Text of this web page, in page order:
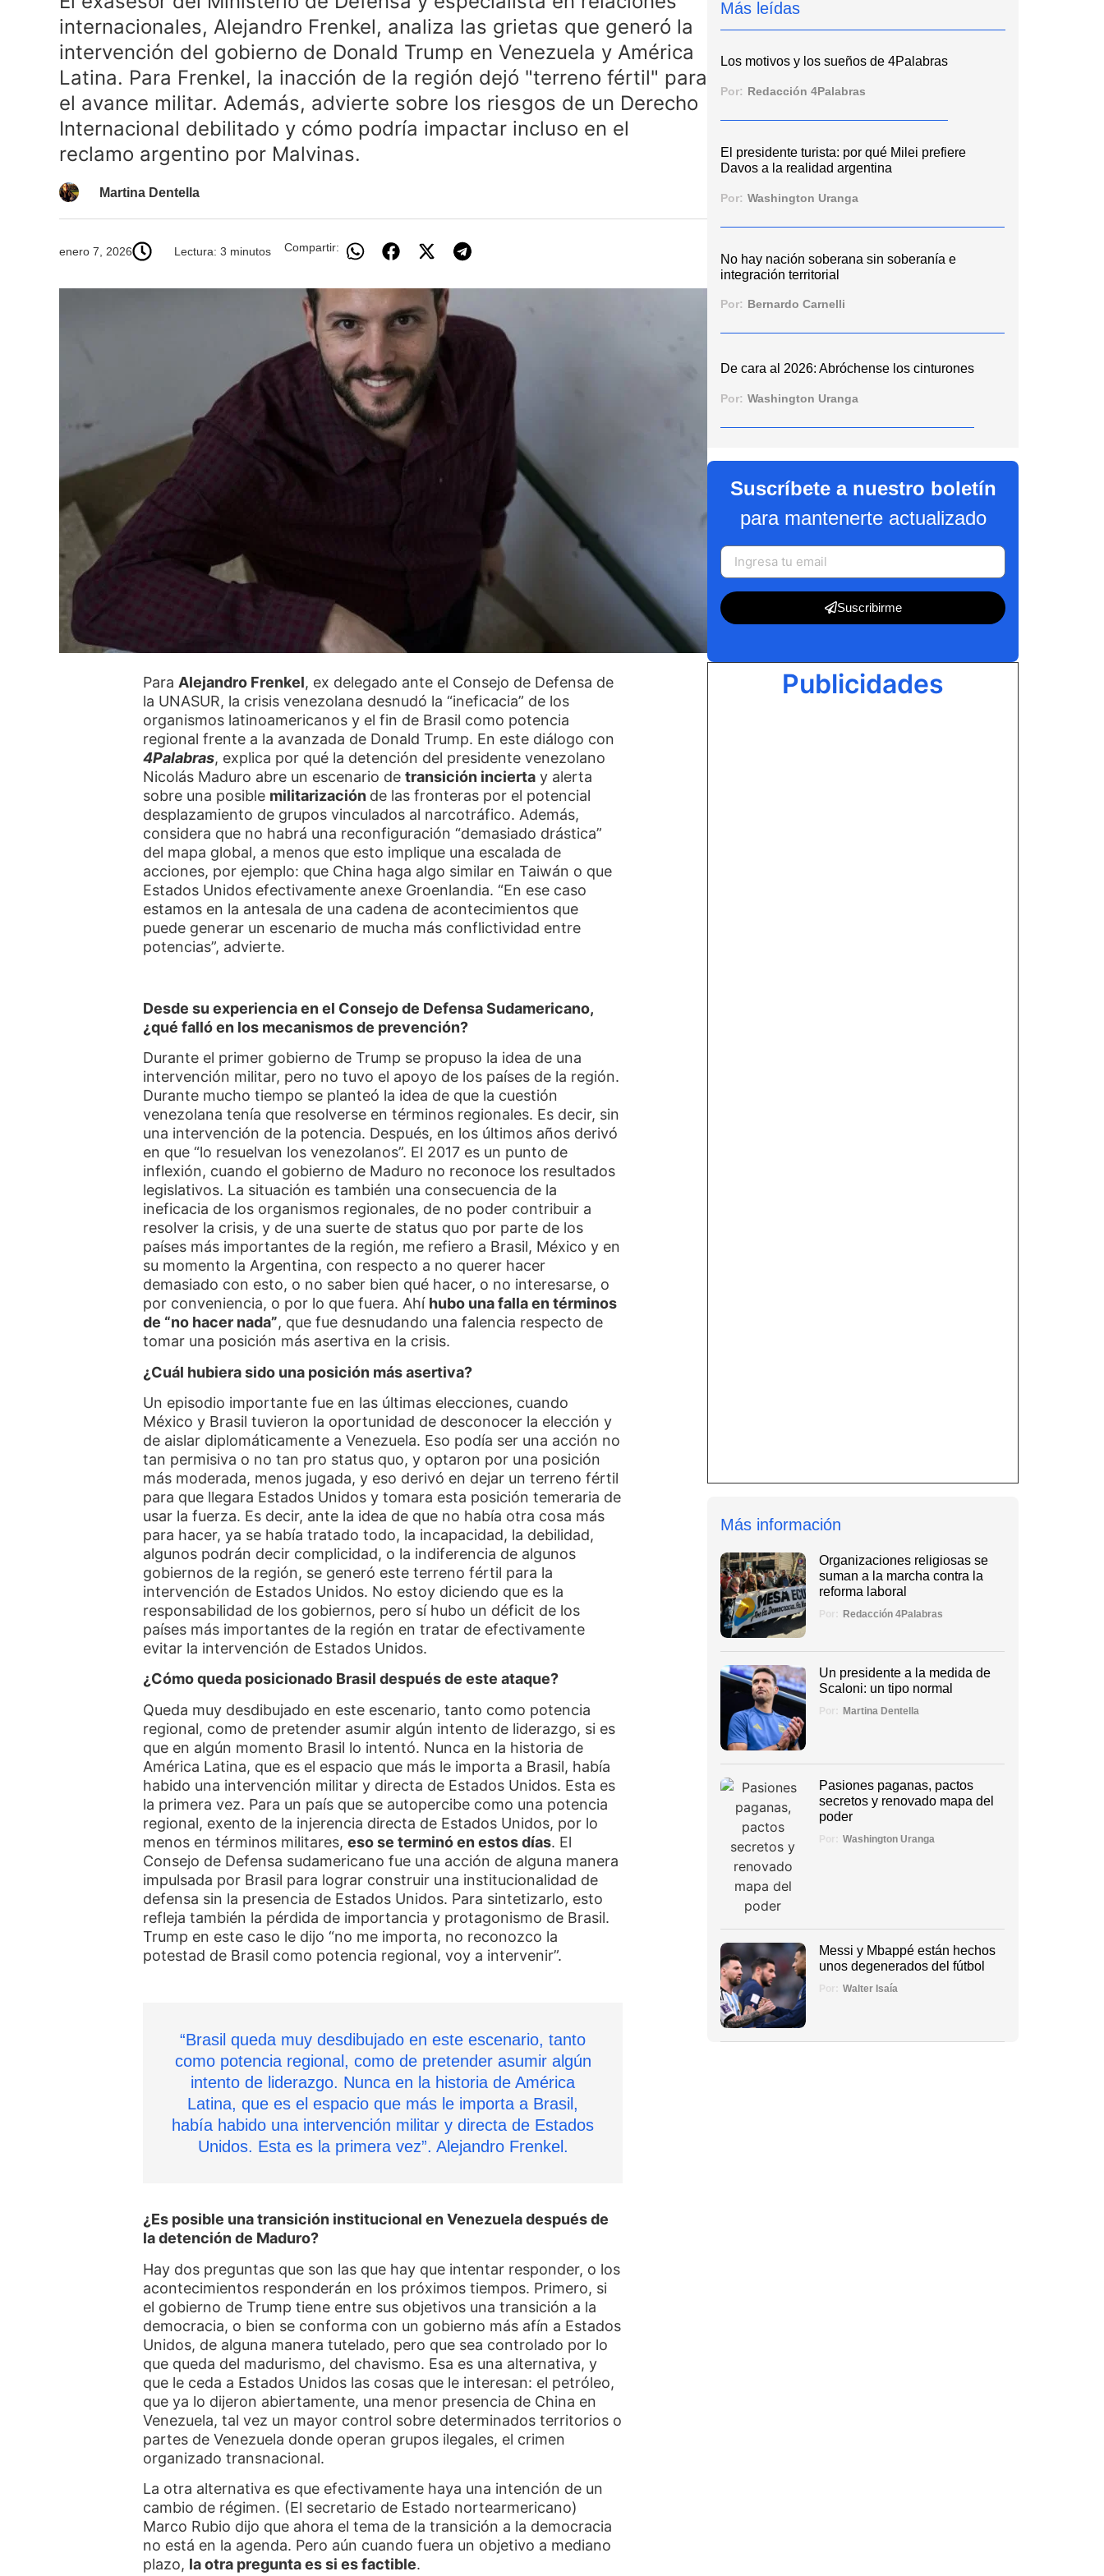
internacionales, Alejandro Frenkel, analiza las grietas que generó la
intervención del gobierno de Donald Trump en Venezuela y América
Latina. Para Frenkel, la inacción de la región dejó "terreno fértil" para
el avance militar. Además, advierte sobre los riesgos de un Derecho
Internacional debilitado y cómo podría impactar incluso en el
reclamo argentino por Malvinas.
Martina Dentella
enero 7, 2026 Lectura: 3 minutos Compartir:
Para Alejandro Frenkel, ex delegado ante el Consejo de Defensa de
la UNASUR, la crisis venezolana desnudó la “ineficacia” de los
organismos latinoamericanos y el fin de Brasil como potencia
regional frente a la avanzada de Donald Trump. En este diálogo con
4Palabras, explica por qué la detención del presidente venezolano
Nicolás Maduro abre un escenario detransición incierta y alerta
sobre una posible militarización de las fronteras por el potencial
desplazamiento de grupos vinculados al narcotráfico. Además,
considera que no habrá una reconfiguración “demasiado drástica”
del mapa global, a menos que esto implique una escalada de
acciones, por ejemplo: que China haga algo similar en Taiwán o que
Estados Unidos efectivamente anexe Groenlandia. “En ese caso
estamos en la antesala de una cadena de acontecimientos que
puede generar un escenario de mucha más conflictividad entre
potencias”, advierte.
Desde su experiencia en el Consejo de Defensa Sudamericano,
¿qué falló en los mecanismos de prevención?
Durante el primer gobierno de Trump se propuso la idea de una
intervención militar, pero no tuvo el apoyo de los países de la región.
Durante mucho tiempo se planteó la idea de que la cuestión
venezolana tenía que resolverse en términos regionales. Es decir, sin
una intervención de la potencia. Después, en los últimos años derivó
en que “lo resuelvan los venezolanos”. El 2017 es un punto de
inflexión, cuando el gobierno de Maduro no reconoce los resultados
legislativos. La situación es también una consecuencia de la
ineficacia de los organismos regionales, de no poder contribuir a
resolver la crisis, y de una suerte de status quo por parte de los
países más importantes de la región, me refiero a Brasil, México y en
su momento la Argentina, con respecto a no querer hacer
demasiado con esto, o no saber bien qué hacer, o no interesarse, o
por conveniencia, o por lo que fuera. Ahí hubo una falla en términos
de “no hacer nada”, que fue desnudando una falencia respecto de
tomar una posición más asertiva en la crisis.
¿Cuál hubiera sido una posición más asertiva?
Un episodio importante fue en las últimas elecciones, cuando
México y Brasil tuvieron la oportunidad de desconocer la elección y
de aislar diplomáticamente a Venezuela. Eso podía ser una acción no
tan permisiva o no tan pro status quo, y optaron por una posición
más moderada, menos jugada, y eso derivó en dejar un terreno fértil
para que llegara Estados Unidos y tomara esta posición temeraria de
usar la fuerza. Es decir, ante la idea de que no había otra cosa más
para hacer, ya se había tratado todo, la incapacidad, la debilidad,
algunos podrán decir complicidad, o la indiferencia de algunos
gobiernos de la región, se generó este terreno fértil para la
intervención de Estados Unidos. No estoy diciendo que es la
responsabilidad de los gobiernos, pero sí hubo un déficit de los
países más importantes de la región en tratar de efectivamente
evitar la intervención de Estados Unidos.
¿Cómo queda posicionado Brasil después de este ataque?
Queda muy desdibujado en este escenario, tanto como potencia
regional, como de pretender asumir algún intento de liderazgo, si es
que en algún momento Brasil lo intentó. Nunca en la historia de
América Latina, que es el espacio que más le importa a Brasil, había
habido una intervención militar y directa de Estados Unidos. Esta es
la primera vez. Para un país que se autopercibe como una potencia
regional, exento de la injerencia directa de Estados Unidos, por lo
menos en términos militares,eso se terminó en estos días. El
Consejo de Defensa sudamericano fue una acción de alguna manera
impulsada por Brasil para lograr construir una institucionalidad de
defensa sin la presencia de Estados Unidos. Para sintetizarlo, esto
refleja también la pérdida de importancia y protagonismo de Brasil.
Trump en este caso le dijo “no me importa, no reconozco la
potestad de Brasil como potencia regional, voy a intervenir”.
“Brasil queda muy desdibujado en este escenario, tanto
como potencia regional, como de pretender asumir algún
intento de liderazgo. Nunca en la historia de América
Latina, que es el espacio que más le importa a Brasil,
había habido una intervención militar y directa de Estados
Unidos. Esta es la primera vez”. Alejandro Frenkel.
¿Es posible una transición institucional en Venezuela después de
la detención de Maduro?
Hay dos preguntas que son las que hay que intentar responder, o los
acontecimientos responderán en los próximos tiempos. Primero, si
el gobierno de Trump tiene entre sus objetivos una transición a la
democracia, o bien se conforma con un gobierno más afín a Estados
Unidos, de alguna manera tutelado, pero que sea controlado por lo
que queda del madurismo, del chavismo. Esa es una alternativa, y
que le ceda a Estados Unidos las cosas que le interesan: el petróleo,
que ya lo dijeron abiertamente, una menor presencia de China en
Venezuela, tal vez un mayor control sobre determinados territorios o
partes de Venezuela donde operan grupos ilegales, el crimen
organizado transnacional.
La otra alternativa es que efectivamente haya una intención de un
cambio de régimen. (El secretario de Estado nortearmericano)
Marco Rubio dijo que ahora el tema de la transición a la democracia
no está en la agenda. Pero aún cuando fuera un objetivo a mediano
plazo, la otra pregunta es si es factible.
Más leídas
Los motivos y los sueños de 4Palabras
Por: Redacción 4Palabras
El presidente turista: por qué Milei prefiere
Davos a la realidad argentina
Por: Washington Uranga
No hay nación soberana sin soberanía e
integración territorial
Por: Bernardo Carnelli
De cara al 2026: Abróchense los cinturones
Por: Washington Uranga
Suscríbete a nuestro boletín
para mantenerte actualizado
Suscribirme
Publicidades
Más información
Organizaciones religiosas se
suman a la marcha contra la
reforma laboral
Por: Redacción 4Palabras
Un presidente a la medida de
Scaloni: un tipo normal
Por: Martina Dentella
Pasiones paganas, pactos
secretos y renovado mapa del
poder
Por: Washington Uranga
Messi y Mbappé están hechos
unos degenerados del fútbol
Por: Walter Isaía